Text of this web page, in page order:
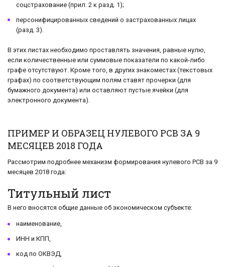
соцстрахование (прил. 2 к разд. 1);
персонифицированных сведений о застрахованных лицах
(разд. 3).
В этих листах необходимо проставлять значения, равные нулю,
если количественные или суммовые показатели по какой-либо
графе отсутствуют. Кроме того, в других знакоместах (текстовых
графах) по соответствующим полям ставят прочерки (для
бумажного документа) или оставляют пустые ячейки (для
электронного документа).
ПРИМЕР И ОБРАЗЕЦ НУЛЕВОГО РСВ ЗА 9
МЕСЯЦЕВ 2018 ГОДА
Рассмотрим подробнее механизм формирования нулевого РСВ за 9
месяцев 2018 года:
Титульный лист
В него вносятся общие данные об экономическом субъекте:
наименование,
ИНН и КПП,
код по ОКВЭД,